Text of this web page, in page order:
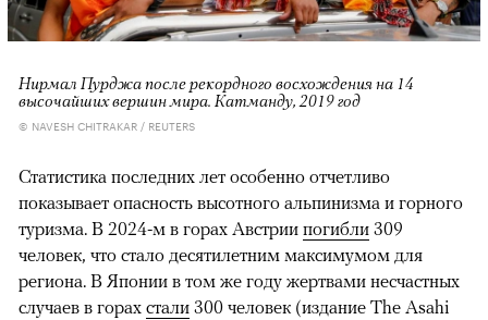
Нирмал Пурджа после рекордного восхождения на 14
высочайших вершин мира. Катманду, 2019 год
© NAVESH CHITRAKAR / REUTERS
Статистика последних лет особенно отчетливо
показывает опасность высотного альпинизма и горного
туризма. В 2024-м в горах Австрии погибли 309
человек, что стало десятилетним максимумом для
региона. В Японии в том же году жертвами несчастных
случаев в горах стали 300 человек (издание The Asahi